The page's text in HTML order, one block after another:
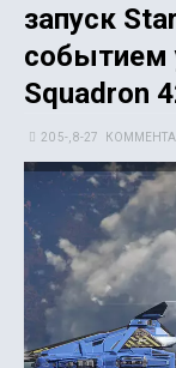
запуск
событием
Squadron
20 5-, 8-27